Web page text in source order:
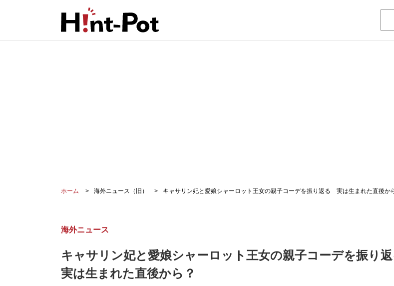
ホーム 海外ニュース（旧） キャサリン妃と愛娘シャーロット王女の親子コーデを振り返る 実は生まれた直後か
海外ニュース
キャサリン妃と愛娘シャーロット王女の親子コーデを振り
実は生まれた直後から？